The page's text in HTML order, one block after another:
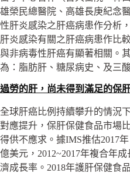
雄榮民總醫院、高雄長庚紀念
性肝炎感染之肝癌病患作分析
肝炎感染有關之肝癌病患作比
與非病毒性肝癌有顯著相關。
為：脂肪肝、糖尿病史、及三
過勞的肝，尚未得到滿足的保
全球肝癌比例持續攀升的情況
對應提升，保肝保健食品市場
得供不應求。據IMS推估2017
億美元，2012~2017年複合年
濟成長率。2018年護肝保健食